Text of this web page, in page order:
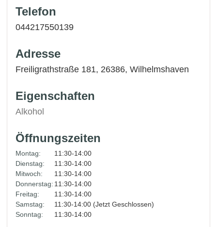
Telefon
044217550139
Adresse
Freiligrathstraße 181, 26386,Wilhelmshaven
Eigenschaften
Alkohol
Öffnungszeiten
Montag:
11:30-14:00
Dienstag:
11:30-14:00
Mitwoch:
11:30-14:00
Donnerstag: 11:30-14:00
Freitag:
11:30-14:00
Samstag:
11:30-14:00 (Jetzt Geschlossen)
Sonntag:
11:30-14:00